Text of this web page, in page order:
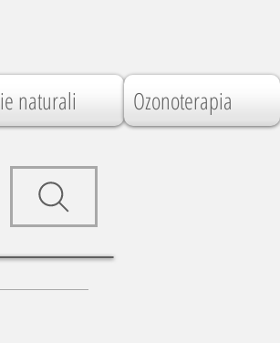
naturali Ozonoterapia